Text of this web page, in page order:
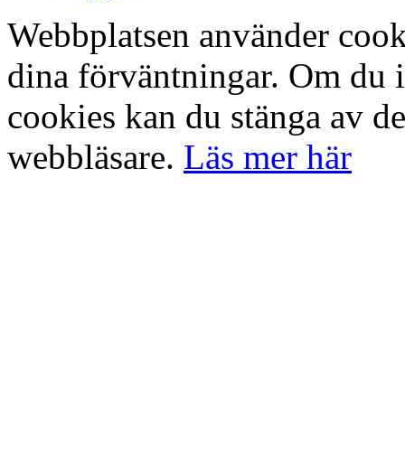
Webbplatsen använder
dina förväntningar. Om du
cookies kan du stänga av
webbläsare. Läs mer här